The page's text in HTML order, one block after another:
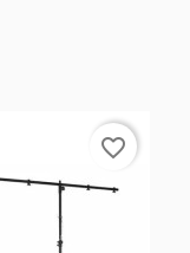
favorite_border